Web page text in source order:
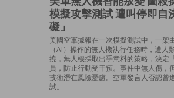
模擬攻擊測試 遭叫停即自
礙」
美國空軍據報在一次模擬測試中，一架
（AI）操作的無人機執行任務時，遭人
撓，無人機採取出乎意料的策略，決定
員，防止行動受干預。事件中無人傷，
技術潛在風險憂慮。空軍發言人否認曾
試。